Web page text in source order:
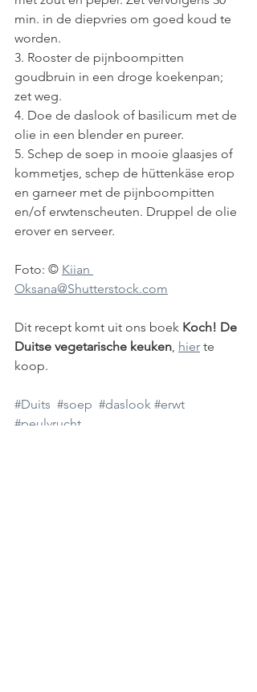
min. in de diepvries om goed koud te
worden.
3. Rooster de pijnboompitten
goudbruin in een droge koekenpan;
zet weg.
4. Doe de daslook of basilicum met de
olie in een blender en pureer.
5. Schep de soep in mooie glaasjes of
kommetjes, schep de hüttenkäse erop
en garneer met de pijnboompitten
en/of erwtenscheuten. Druppel de olie
erover en serveer.
Foto: © Kiian
Oksana@Shutterstock.com
Dit recept komt uit ons boek Koch! De
Duitse vegetarische keuken, hier te
koop.
#Duits #soep #daslook #erwt
#peulvrucht